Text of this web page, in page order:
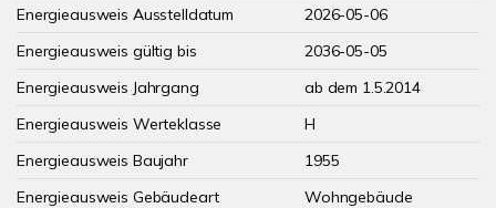
Energieausweis Ausstelldatum
2026-05-06
Energieausweis gültig bis
2036-05-05
Energieausweis Jahrgang
ab dem 1.5.2014
Energieausweis Werteklasse
H
Energieausweis Baujahr
1955
Energieausweis Gebäudeart
Wohngebäude